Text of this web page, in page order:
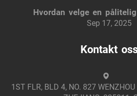
Hvordan velge en
Sep 17, 2025
Kontakt
1ST FLR, BLD 4, NO. 827 WENZHOU